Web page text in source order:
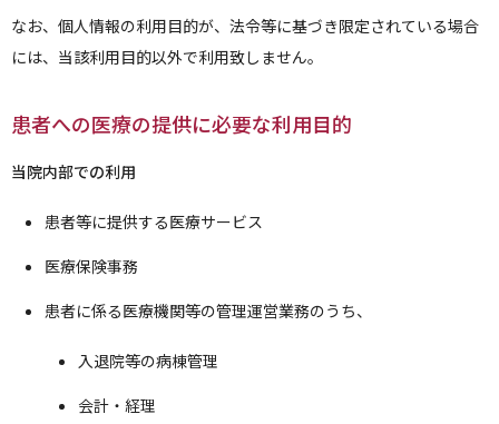
なお、個人情報の利用目的が、法令等に基づき限定されている場合
には、当該利用目的以外で利用致しません。
患者への医療の提供に必要な利用目的
当院内部での利用
患者等に提供する医療サービス
医療保険事務
患者に係る医療機関等の管理運営業務のうち、
入退院等の病棟管理
会計・経理